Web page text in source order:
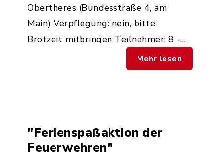
Obertheres (Bundesstraße 4, am
Main) Verpflegung: nein, bitte
Brotzeit mitbringen Teilnehmer: 8 -…
Mehr lesen
"Ferienspaßaktion der
Feuerwehren"